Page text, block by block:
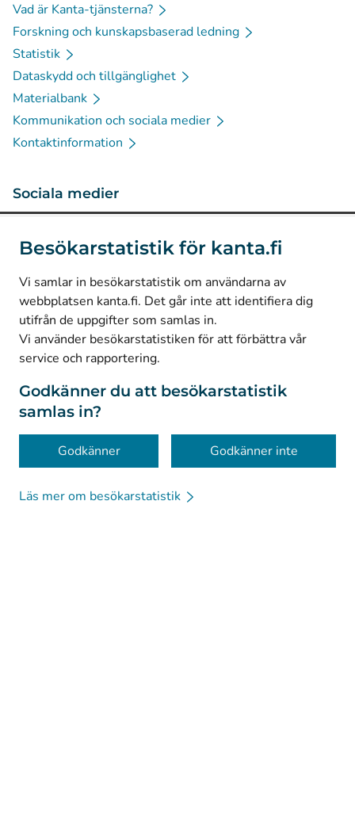
Besökarstatistik för kanta.fi
Vi samlar in besökarstatistik om användarna av
webbplatsen kanta.fi. Det går inte att identifiera dig
utifrån de uppgifter som samlas in.
Vi använder besökarstatistiken för att förbättra vår
service och rapportering.
Godkänner du att besökarstatistik
samlas in?
Godkänner Godkänner inte
Läs mer om besökarstatistik
Vad är Kanta-tjänsterna?
Forskning och kunskapsbaserad ledning
Statistik
Dataskydd och tillgänglighet
Materialbank
Kommunikation och sociala medier
Kontaktinformation
Sociala medier
LinkedIn(Avautuu uuteen välilehteen)
Facebook
Avautuu uuteen välilehteen)
© Kanta-Palvelut, Kansaneläkelaitos
Dataskydd
Om webbplatsen
Tillgänglighet
Kakor